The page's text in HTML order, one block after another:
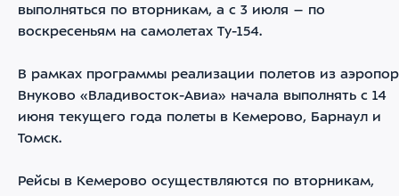
выполняться по вторникам, а с 3 июля – по
воскресеньям на самолетах Ту-154.
В рамках программы реализации полетов из
Внуково «Владивосток-Авиа» начала выполнять с 14
июня текущего года полеты в Кемерово, Барнаул и
Томск.
Рейсы в Кемерово осуществляются по вторникам,